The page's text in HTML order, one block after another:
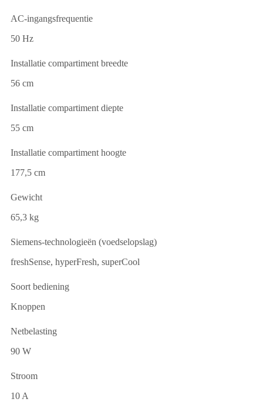
AC-ingangsfrequentie
50 Hz
Installatie compartiment breedte
56 cm
Installatie compartiment diepte
55 cm
Installatie compartiment hoogte
177,5 cm
Gewicht
65,3 kg
Siemens-technologieën (voedselopslag)
freshSense, hyperFresh, superCool
Soort bediening
Knoppen
Netbelasting
90 W
Stroom
10 A